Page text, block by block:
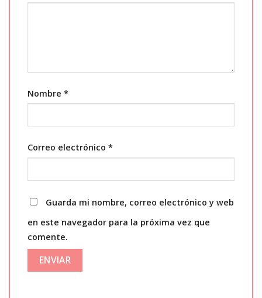
Nombre *
Correo electrónico *
Guarda mi nombre, correo electrónico y web
en este navegador para la próxima vez que
comente.